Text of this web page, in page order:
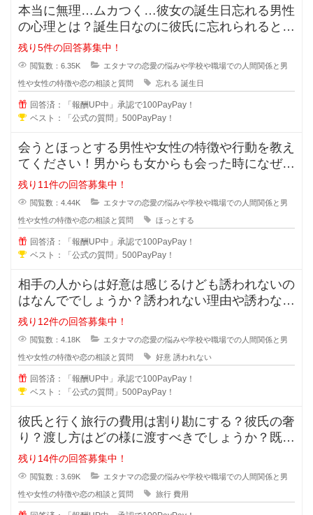
本当に無理…ムカつく…彼女の誕生日忘れる男性
の心理とは？誕生日なのに彼氏に忘れられると悲
しくなってしまいますよね。忘れて
残り5件の回答募集中！
閲覧数：6.35K エタナマの恋愛の悩みや学校や職場での人間関係と男
性や女性の特徴や恋の相談と質問 忘れる 誕生日
回答済：「報酬UP中」承認で100PayPay！
ベスト：「公式の質問」500PayPay！
会うとほっとする男性や女性の特徴や行動を教え
てください！男からも女からも会った時になぜだ
かほっとする女の人や男の人ってい
残り11件の回答募集中！
閲覧数：4.44K エタナマの恋愛の悩みや学校や職場での人間関係と男
性や女性の特徴や恋の相談と質問 ほっとする
回答済：「報酬UP中」承認で100PayPay！
ベスト：「公式の質問」500PayPay！
相手の人からは好意は感じるけども誘われないの
はなんででしょうか？誘われない理由や誘わない
心理を教えてください。女性からは
残り12件の回答募集中！
閲覧数：4.18K エタナマの恋愛の悩みや学校や職場での人間関係と男
性や女性の特徴や恋の相談と質問 好意 誘われない
回答済：「報酬UP中」承認で100PayPay！
ベスト：「公式の質問」500PayPay！
彼氏と行く旅行の費用は割り勘にする？彼氏の奢
り？渡し方はどの様に渡すべきでしょうか？既に
金額が決まっている場合や手渡しで
残り14件の回答募集中！
閲覧数：3.69K エタナマの恋愛の悩みや学校や職場での人間関係と男
性や女性の特徴や恋の相談と質問 旅行 費用